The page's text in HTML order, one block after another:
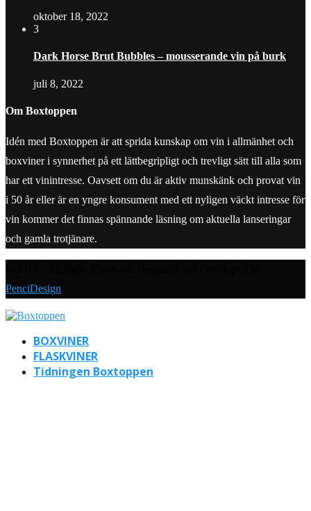
oktober 18, 2022
3
Dark Horse Brut Bubbles – mousserande vin på burk
juli 8, 2022
Om Boxtoppen
Idén med Boxtoppen är att sprida kunskap om vin i allmänhet och
boxviner i synnerhet på ett lättbegripligt och trevligt sätt till alla som
har ett vinintresse. Oavsett om du är aktiv munskänk och provat vin
i 50 år eller är en yngre konsument med ett nyligen väckt intresse för
vin kommer det finnas spännande läsning om aktuella lanseringar
och gamla trotjänare.
PenciDesign
BOXVINER
FLASKVINER
Tidningen Boxtoppen